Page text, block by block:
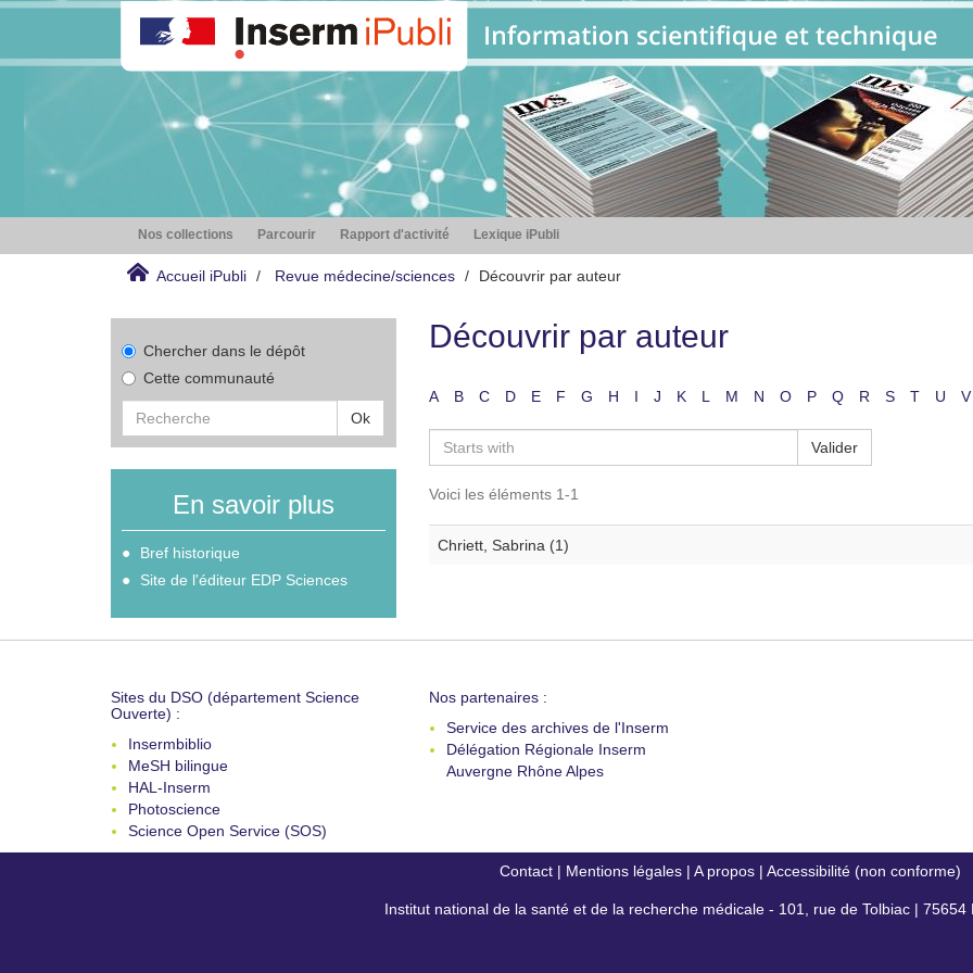
Nos collections Parcourir Rapport d'activité Lexique iPubli
Accueil iPubli Revue médecine/sciences Découvrir par auteur
Chercher dans le dépôt
Cette communauté
Ok
En savoir plus
Bref historique
Site de l'éditeur EDP Sciences
Découvrir par auteur
A B C D E F G H I J K L M N O P Q R S T U V
Valider
Voici les éléments 1-1
Chriett, Sabrina (1)
Sites du DSO (département Science
Ouverte) :
Insermbiblio
MeSH bilingue
HAL-Inserm
Photoscience
Science Open Service (SOS)
Nos partenaires :
Service des archives de l'Inserm
Délégation Régionale Inserm
Auvergne Rhône Alpes
Contact| Mentions légales| A propos| Accessibilité (non conforme)
Institut national de la santé et de la recherche médicale - 101, rue de Tolbiac | 75654